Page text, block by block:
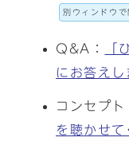
別ウィンドウで
Q&A：
「
にお答えし
コンセプト
を聴かせて